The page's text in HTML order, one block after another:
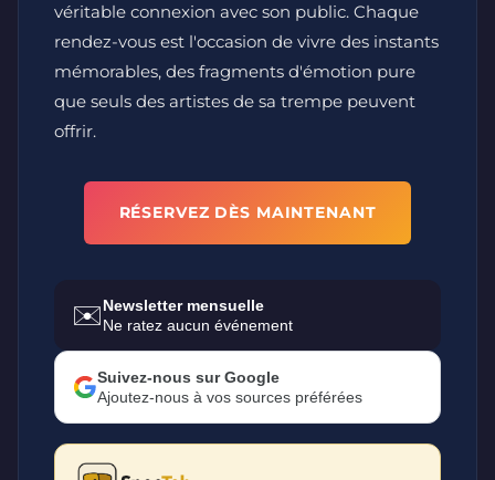
véritable connexion avec son public. Chaque
rendez-vous est l'occasion de vivre des instants
mémorables, des fragments d'émotion pure
que seuls des artistes de sa trempe peuvent
offrir.
RÉSERVEZ DÈS MAINTENANT
✉️Newsletter mensuelle
Ne ratez aucun événement
Suivez-nous sur Google
Ajoutez-nous à vos sources préférées